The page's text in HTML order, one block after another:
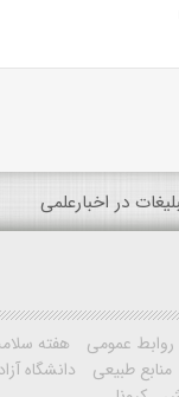
در اخبارعلمی
روابط عمومی
هفته
منابع طبیعی دانشگاه آزاد